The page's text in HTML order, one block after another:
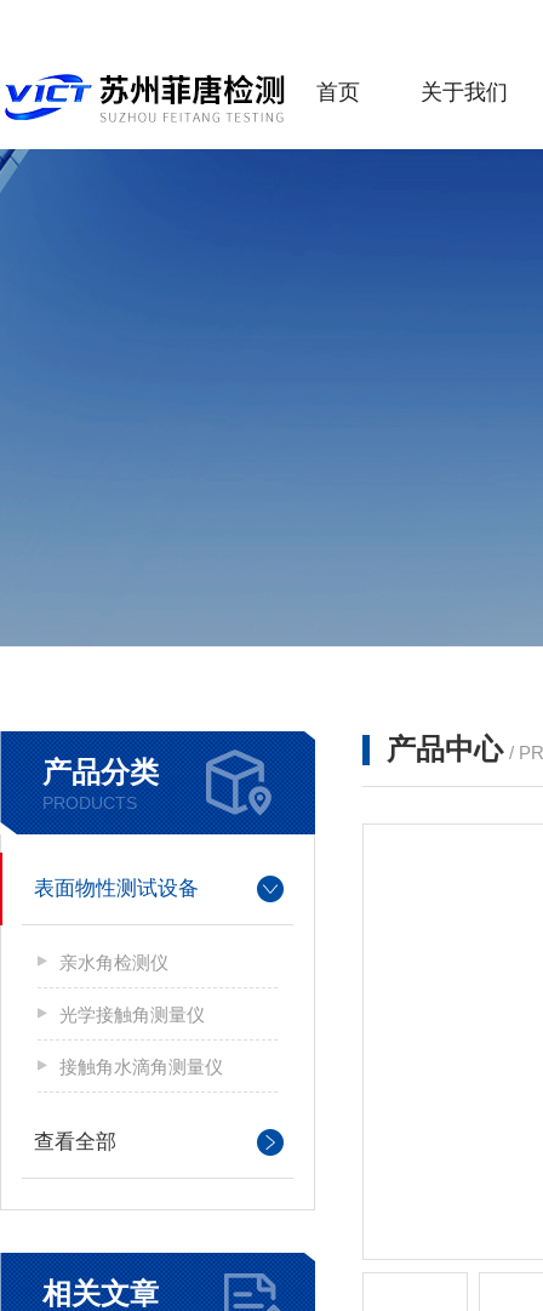
首页 关于我们
产品分类
PRODUCTS
表面物性测试设备
亲水角检测仪
光学接触角测量仪
接触角水滴角测量仪
查看全部
相关文章
产品中心 /